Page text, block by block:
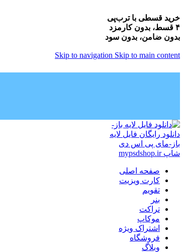
خرید قسطی با ترب‌پی
۴ قسط، بدون کارمزد
بدون ضامن، بدون سود
Skip to navigation Skip to main content
صفحه اصلی
کارت ویزیت
تقویم
بنر
تراکت
موکاپ
اشتراک ویژه
فروشگاه
وبلاگ